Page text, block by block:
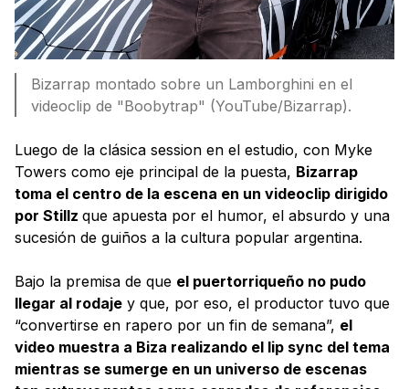
Bizarrap montado sobre un Lamborghini en el
videoclip de "Boobytrap" (YouTube/Bizarrap).
Luego de la clásica session en el estudio, con Myke
Towers como eje principal de la puesta, Bizarrap
toma el centro de la escena en un videoclip dirigido
por Stillz que apuesta por el humor, el absurdo y una
sucesión de guiños a la cultura popular argentina.
Bajo la premisa de que el puertorriqueño no pudo
llegar al rodaje y que, por eso, el productor tuvo que
“convertirse en rapero por un fin de semana”, el
video muestra a Biza realizando el lip sync del tema
mientras se sumerge en un universo de escenas